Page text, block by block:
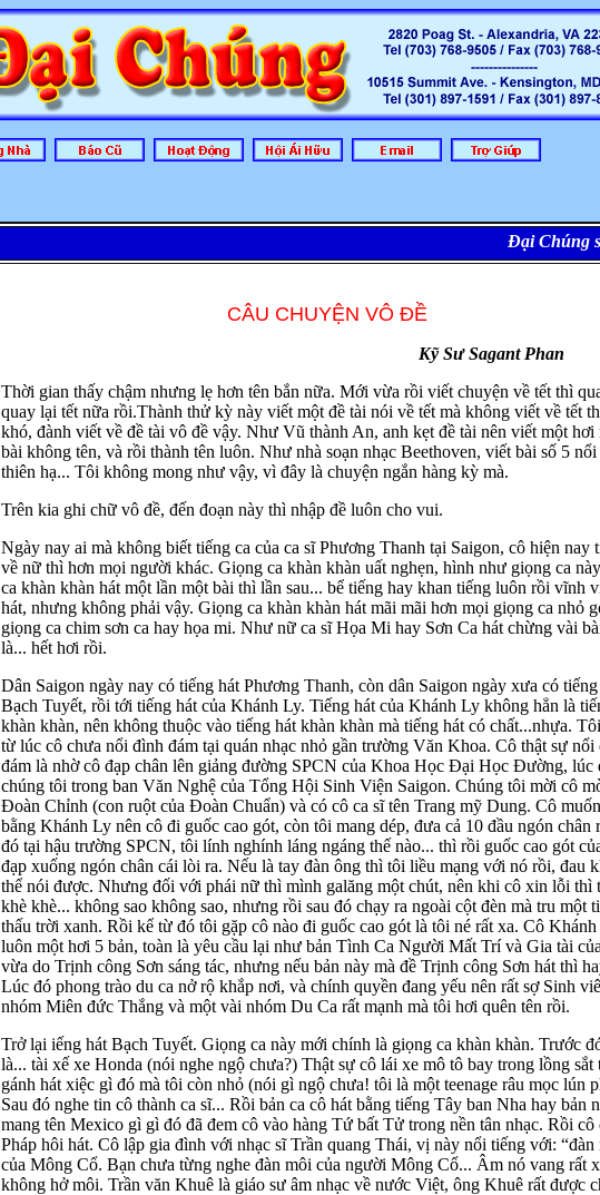
Đại Chúng số
CÂU CHUYỆN VÔ ĐỀ
Kỹ Sư Sagant Phan
Thời gian thấy chậm nhưng lẹ hơn tên bắn nữa. Mới vừa rồi viết chuyện về tết thì
quay lại tết nữa rồi.Thành thử kỳ này viết một đề tài nói về tết mà không viết về tết
khó, đành viết về đề tài vô đề vậy. Như Vũ thành An, anh kẹt đề tài nên viết một hơi
bài không tên, và rồi thành tên luôn. Như nhà soạn nhạc Beethoven, viết bài số 5 nổi
thiên hạ... Tôi không mong như vậy, vì đây là chuyện ngắn hàng kỳ mà.
Trên kia ghi chữ vô đề, đến đoạn này thì nhập đề luôn cho vui.
Ngày nay ai mà không biết tiếng ca của ca sĩ Phương Thanh tại Saigon, cô hiện nay
về nữ thì hơn mọi người khác. Giọng ca khàn khàn uất nghẹn, hình như giọng ca
ca khàn khàn hát một lần một bài thì lần sau... bể tiếng hay khan tiếng luôn rồi vĩnh
hát, nhưng không phải vậy. Giọng ca khàn khàn hát mãi mãi hơn mọi giọng ca nhỏ
giọng ca chim sơn ca hay họa mi. Như nữ ca sĩ Họa Mi hay Sơn Ca hát chừng vài
là... hết hơi rồi.
Dân Saigon ngày nay có tiếng hát Phương Thanh, còn dân Saigon ngày xưa có
Bạch Tuyết, rồi tới tiếng hát của Khánh Ly. Tiếng hát của Khánh Ly không hẳn là
khàn khàn, nên không thuộc vào tiếng hát khàn khàn mà tiếng hát có chất...nhựa.
từ lúc cô chưa nổi đình đám tại quán nhạc nhỏ gần trường Văn Khoa. Cô thật sự nổi
đám là nhờ cô đạp chân lên giảng đường SPCN của Khoa Học Đại Học Đường, lúc
chúng tôi trong ban Văn Nghệ của Tổng Hội Sinh Viện Saigon. Chúng tôi mời cô
Đoàn Chỉnh (con ruột của Đoàn Chuẩn) và có cô ca sĩ tên Trang mỹ Dung. Cô
bằng Khánh Ly nên cô đi guốc cao gót, còn tôi mang dép, đưa cả 10 đầu ngón chân
đó tại hậu trường SPCN, tôi lính nghính láng ngáng thế nào... thì rồi guốc cao gót
đạp xuống ngón chân cái lòi ra. Nếu là tay đàn ông thì tôi liều mạng với nó rồi, đau
thể nói được. Nhưng đối với phái nữ thì mình galăng một chút, nên khi cô xin lỗi thì
khè khè... không sao không sao, nhưng rồi sau đó chạy ra ngoài cột đèn mà tru một
thấu trời xanh. Rồi kể từ đó tôi gặp cô nào đi guốc cao gót là tôi né rất xa. Cô
luôn một hơi 5 bản, toàn là yêu cầu lại như bản Tình Ca Người Mất Trí và Gia tài
vừa do Trịnh công Sơn sáng tác, nhưng nếu bản này mà đề Trịnh công Sơn hát thì
Lúc đó phong trào du ca nở rộ khắp nơi, và chính quyền đang yếu nên rất sợ Sinh
nhóm Miên đức Thắng và một vài nhóm Du Ca rất mạnh mà tôi hơi quên tên rồi.
Trở lại iếng hát Bạch Tuyết. Giọng ca này mới chính là giọng ca khàn khàn. Trước
là... tài xế xe Honda (nói nghe ngộ chưa?) Thật sự cô lái xe mô tô bay trong lồng sắt
gánh hát xiệc gì đó mà tôi còn nhỏ (nói gì ngộ chưa! tôi là một teenage râu mọc lún
Sau đó nghe tin cô thành ca sĩ... Rồi bản ca cô hát bằng tiếng Tây ban Nha hay bản
mang tên Mexico gì gì đó đã đem cô vào hàng Tứ bất Tử trong nền tân nhạc. Rồi cô
Pháp hôi hát. Cô lập gia đình với nhạc sĩ Trần quang Thái, vị này nổi tiếng với: “đàn
của Mông Cổ. Bạn chưa từng nghe đàn môi của người Mông Cổ... Âm nó vang rất
không hở môi. Trần văn Khuê là giáo sư âm nhạc về nước Việt, ông Khuê rất được